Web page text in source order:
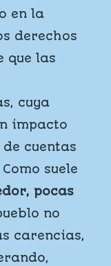
en la
derechos
que las
cuya
impacto
cuentas
suele
pocas
no
carencias,